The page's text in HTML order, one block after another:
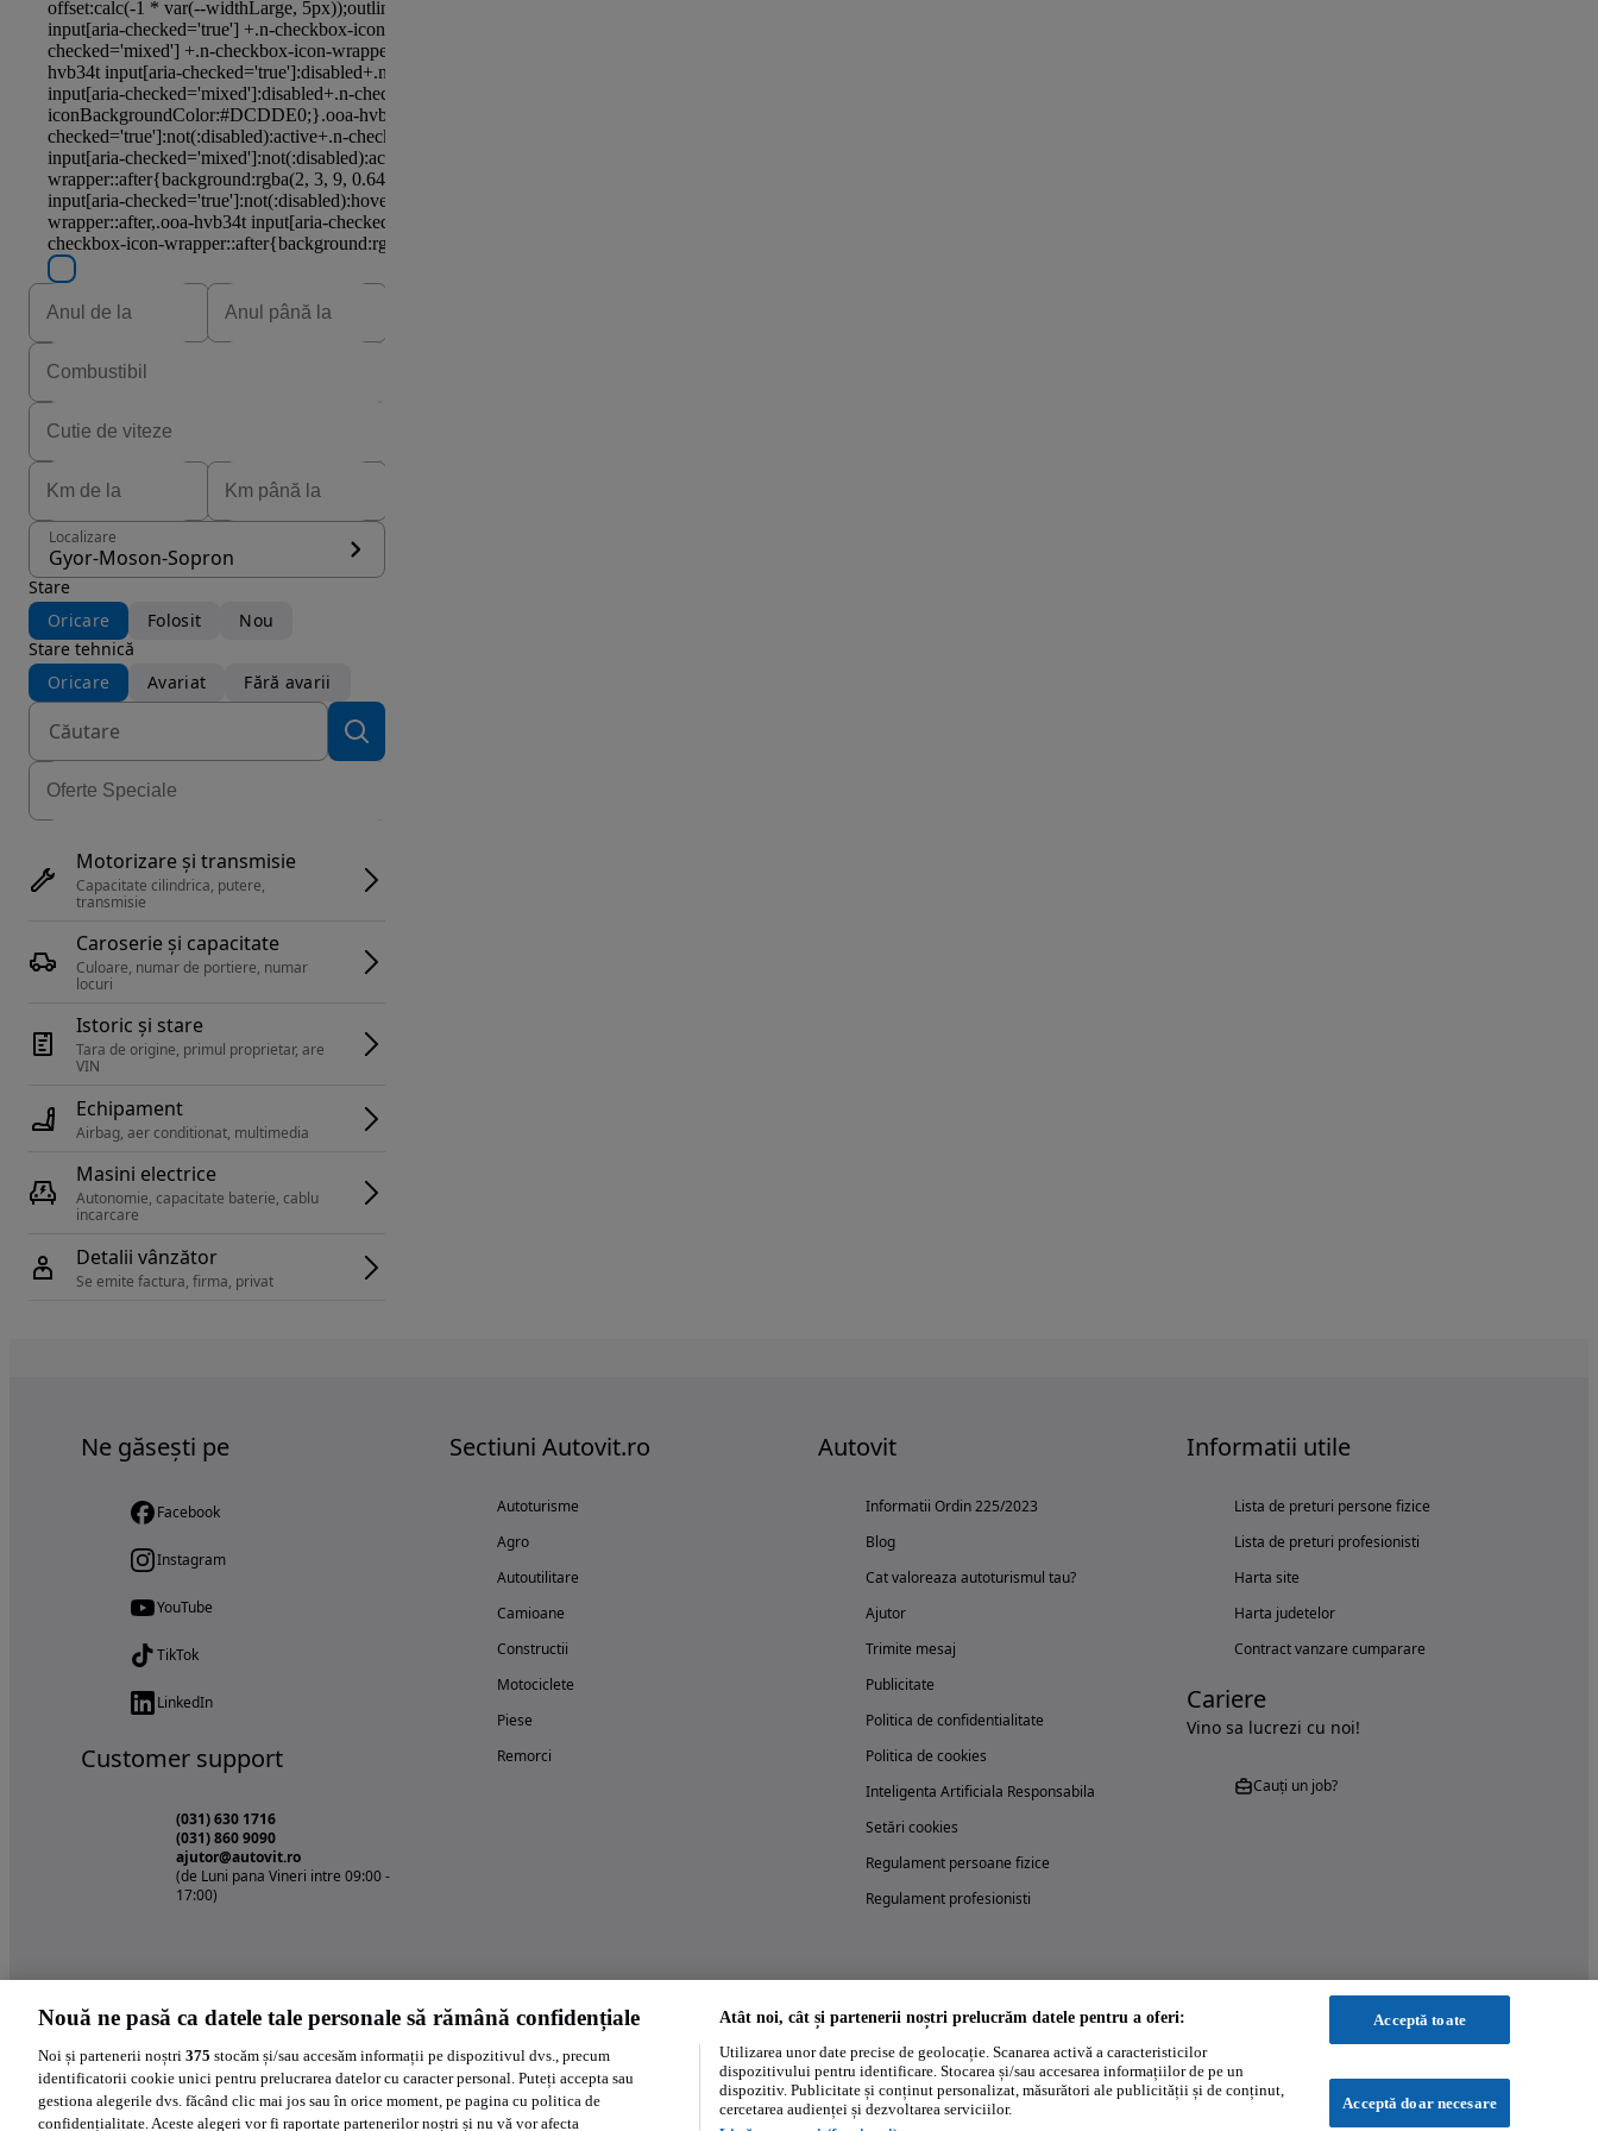
Localizare
Gyor-Moson-Sopron
Stare
Oricare
Folosit
Nou
Stare tehnică
Oricare
Avariat Fără avarii
Motorizare și transmisie
Capacitate cilindrica, putere,
transmisie
Caroserie și capacitate
Culoare, numar de portiere, numar
locuri
Istoric și stare
Tara de origine, primul proprietar, are
Echipament
Airbag, aer conditionat, multimedia
Masini electrice
Autonomie, capacitate baterie, cablu
Detalii vânzător
Se emite factura, firma, privat
Ne găsești pe
Facebook
Instagram
YouTube
TikTok
LinkedIn
Customer support
(031) 630 1716
(031) 860 9090
ajutor@autovit.ro
(de Luni pana Vineri intre 09:00 -
17:00)
Sectiuni Autovit.ro
Autoturisme
Agro
Autoutilitare
Camioane
Constructii
Motociclete
Piese
Remorci
Autovit
Informatii Ordin 225/2023
Blog
Cat valoreaza autoturismul tau?
Ajutor
Trimite mesaj
Publicitate
Politica de confidentialitate
Politica de cookies
Inteligenta Artificiala Responsabila
Setări cookies
Regulament persoane fizice
Regulament profesionisti
Informatii utile
Lista de preturi persone fizice
Lista de preturi profesionisti
Harta site
Harta judetelor
Contract vanzare cumparare
Cariere
Vino sa lucrezi cu noi!
Cauți un job?
Încearcă acum aplicația Autovit.ro
Nouă ne pasă ca datele tale personale să rămână confidențiale
Noi și partenerii noștri 375 stocăm și/sau accesăm informații pe dispozitivul dvs., precum
identificatorii cookie unici pentru prelucrarea datelor cu caracter personal. Puteți accepta sau
gestiona alegerile dvs. făcând clic mai jos sau în orice moment, pe pagina cu politica de
confidențialitate. Aceste alegeri vor fi raportate partenerilor noștri și nu vă vor afecta
Atât noi, cât și partenerii noștri prelucrăm datele pentru a oferi:
Utilizarea unor date precise de geolocație. Scanarea activă a caracteristicilor
dispozitivului pentru identificare. Stocarea și/sau accesarea informațiilor de pe un
dispozitiv. Publicitate și conținut personalizat, măsurători ale publicității și de conținut,
cercetarea audienței și dezvoltarea serviciilor.
Acceptă toate
Acceptă doar necesare